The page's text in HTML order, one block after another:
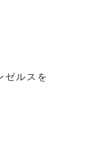
ゼルスを